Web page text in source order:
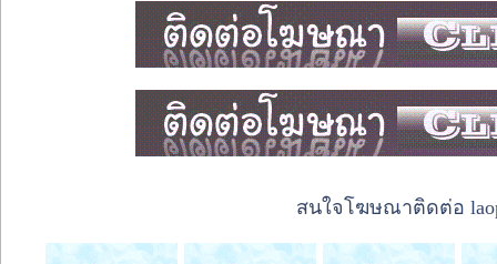
สนใจโฆษณาติดต่อ